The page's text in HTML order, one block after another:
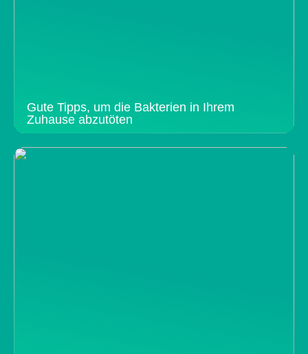
Gute Tipps, um die Bakterien in Ihrem
Zuhause abzutöten